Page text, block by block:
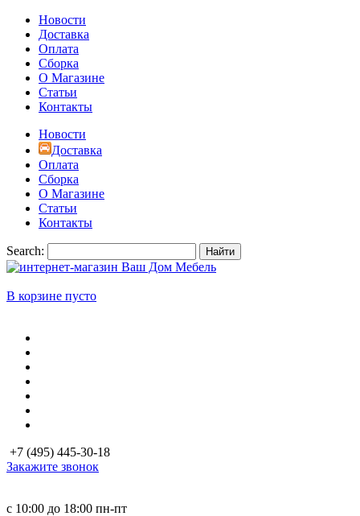
Новости
Доставка
Оплата
Сборка
О Магазине
Статьи
Контакты
Новости
Доставка
Оплата
Сборка
О Магазине
Статьи
Контакты
Search: Найти
В корзине пусто
+7 (495) 445-30-18
Закажите звонок
с 10:00 до 18:00 пн-пт